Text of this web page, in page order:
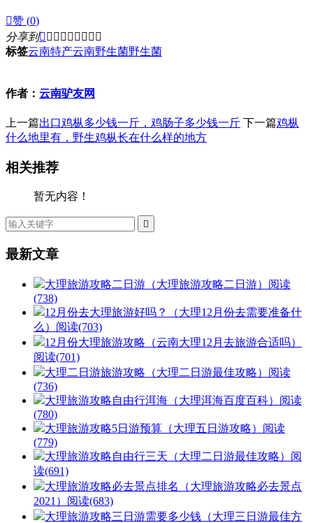
赞 (0)
分享到        
标签云南特产云南野生菌野生菌
作者： 云南驴友网
上一篇出口鸡枞多少钱一斤，鸡肠子多少钱一斤 下一篇鸡枞
什么地里有，野生鸡枞长在什么样的地方
相关推荐
暂无内容！

最新文章
大理旅游攻略二日游（大理旅游攻略二日游） 阅读
(738)
12月份去大理旅游好吗？（大理12月份去需要准备什
么） 阅读(703)
12月份大理旅游攻略（云南大理12月去旅游合适吗）
阅读(701)
大理二日游旅游攻略（大理二日游最佳攻略） 阅读
(736)
大理旅游攻略自由行洱海（大理洱海百度百科） 阅读
(780)
大理旅游攻略5日游预算（大理五日游攻略） 阅读
(779)
大理旅游攻略自由行三天（大理二日游最佳攻略） 阅
读(691)
大理旅游攻略必去景点排名（大理旅游攻略必去景点
2021） 阅读(683)
大理旅游攻略三日游需要多少钱（大理三日游最佳方